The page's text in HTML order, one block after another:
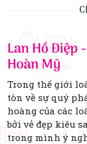
Lan Hồ Điệp
Hoàn Mỹ
Trong thế giới
tôn về sự quý
hoàng của các
bởi vẻ đẹp kiêu
trong mình ý